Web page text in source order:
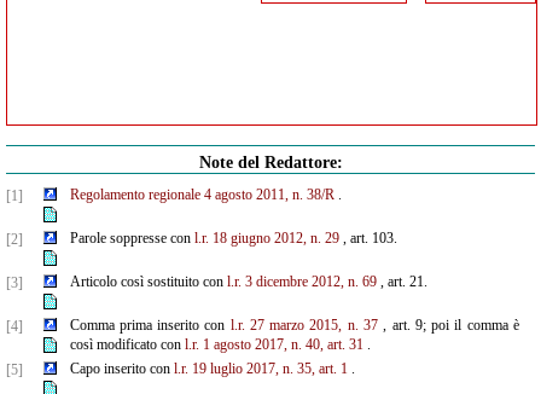
Note del Redattore:
[1] Regolamento regionale 4 agosto 2011, n. 38/R.
[2] Parole soppresse con l.r. 18 giugno 2012, n. 29, art. 103.
[3] Articolo così sostituito con l.r. 3 dicembre 2012, n. 69, art. 21.
[4] Comma prima inserito con l.r. 27 marzo 2015, n. 37, art. 9; poi il comma è
così modificato con l.r. 1 agosto 2017, n. 40, art. 31.
[5]
Capo inserito con l.r. 19 luglio 2017, n. 35, art. 1.